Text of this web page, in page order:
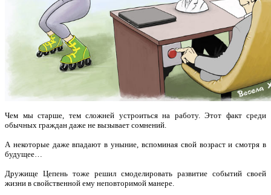
Чем мы старше, тем сложней устроиться на работу. Этот факт среди
обычных граждан даже не вызывает сомнений.
А некоторые даже впадают в уныние, вспоминая свой возраст и смотря в
будущее…
Дружище Цепень тоже решил смоделировать развитие событий своей
жизни в свойственной ему неповторимой манере.